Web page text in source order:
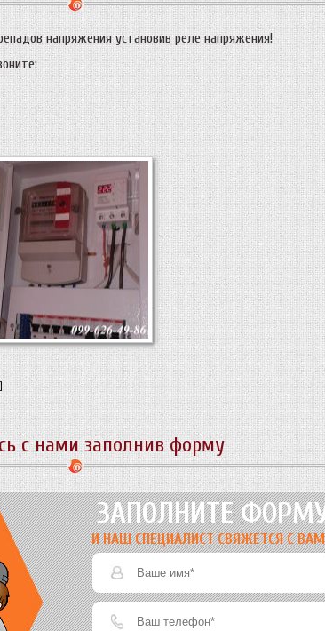
напряжения установив реле напряжения!
с нами заполнив форму
ЗАПОЛНИТЕ
И НАШ СПЕЦИАЛИСТ СВЯЖЕТСЯ С